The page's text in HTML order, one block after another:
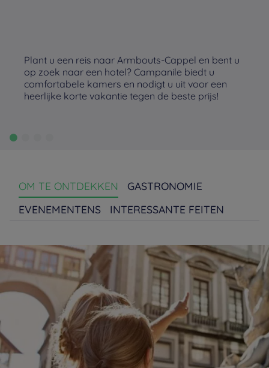
Plant u een reis naar Armbouts-Cappel en bent u
op zoek naar een hotel? Campanile biedt u
comfortabele kamers en nodigt u uit voor een
heerlijke korte vakantie tegen de beste prijs!
OM TE ONTDEKKEN
GASTRONOMIE
EVENEMENTENS
INTERESSANTE FEITEN